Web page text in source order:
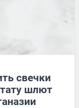
свечки
шлют